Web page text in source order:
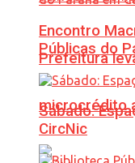
Prefeitura
microcrédito
Encontro
Públicas do
Sábado:
CircNic